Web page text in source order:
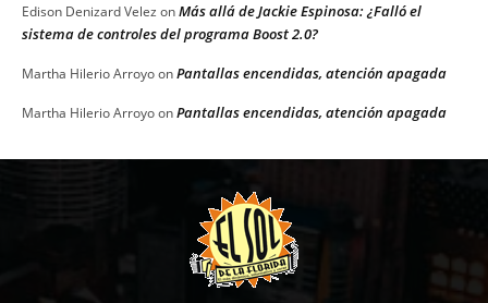
Edison Denizard Velez onMás allá de Jackie Espinosa: ¿Falló el
sistema de controles del programa Boost 2.0?
Martha Hilerio ArroyoonPantallas encendidas, atención apagada
Martha Hilerio ArroyoonPantallas encendidas, atención apagada